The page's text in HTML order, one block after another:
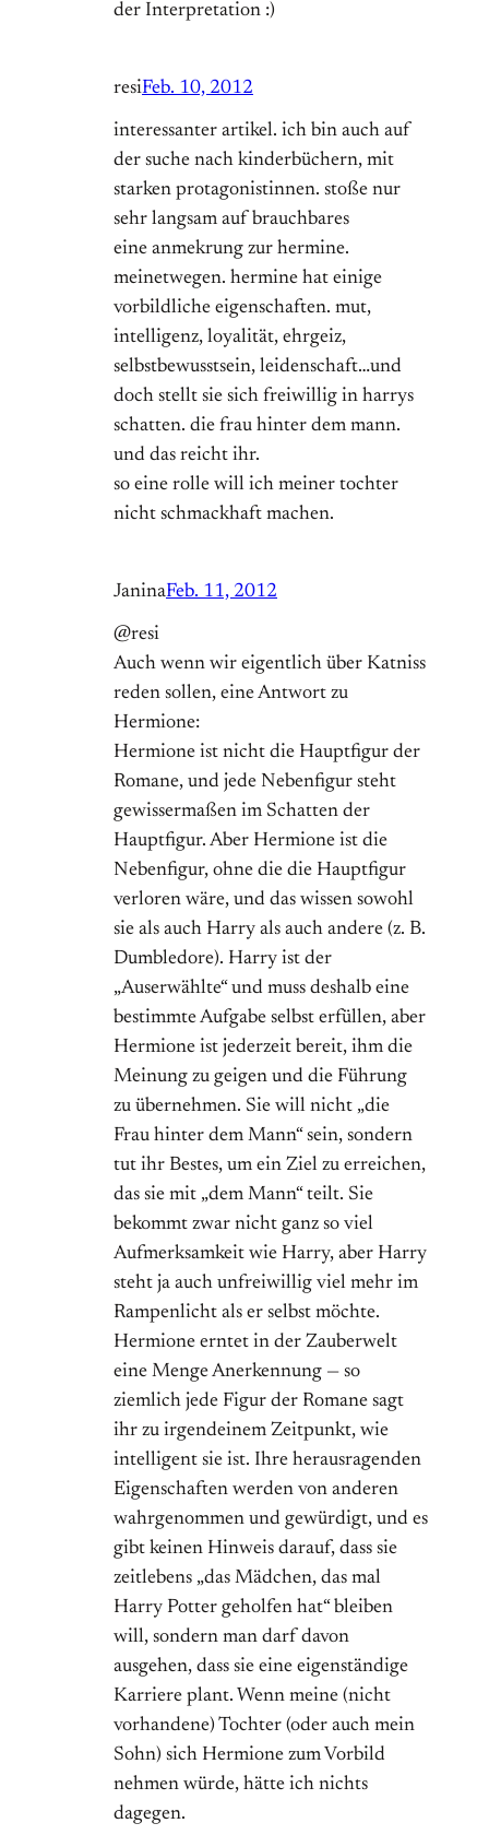
der Interpretation :)
resiFeb. 10, 2012
interessanter artikel. ich bin auch auf
der suche nach kinderbüchern, mit
starken protagonistinnen. stoße nur
sehr langsam auf brauchbares
eine anmekrung zur hermine.
meinetwegen. hermine hat einige
vorbildliche eigenschaften. mut,
intelligenz, loyalität, ehrgeiz,
selbstbewusstsein, leidenschaft…und
doch stellt sie sich freiwillig in harrys
schatten. die frau hinter dem mann.
und das reicht ihr.
so eine rolle will ich meiner tochter
nicht schmackhaft machen.
JaninaFeb. 11, 2012
@resi
Auch wenn wir eigentlich über Katniss
reden sollen, eine Antwort zu
Hermione:
Hermione ist nicht die Hauptfigur der
Romane, und jede Nebenfigur steht
gewissermaßen im Schatten der
Hauptfigur. Aber Hermione ist die
Nebenfigur, ohne die die Hauptfigur
verloren wäre, und das wissen sowohl
sie als auch Harry als auch andere (z. B.
Dumbledore). Harry ist der
„Auserwählte“ und muss deshalb eine
bestimmte Aufgabe selbst erfüllen, aber
Hermione ist jederzeit bereit, ihm die
Meinung zu geigen und die Führung
zu übernehmen. Sie will nicht „die
Frau hinter dem Mann“ sein, sondern
tut ihr Bestes, um ein Ziel zu erreichen,
das sie mit „dem Mann“ teilt. Sie
bekommt zwar nicht ganz so viel
Aufmerksamkeit wie Harry, aber Harry
steht ja auch unfreiwillig viel mehr im
Rampenlicht als er selbst möchte.
Hermione erntet in der Zauberwelt
eine Menge Anerkennung — so
ziemlich jede Figur der Romane sagt
ihr zu irgendeinem Zeitpunkt, wie
intelligent sie ist. Ihre herausragenden
Eigenschaften werden von anderen
wahrgenommen und gewürdigt, und es
gibt keinen Hinweis darauf, dass sie
zeitlebens „das Mädchen, das mal
Harry Potter geholfen hat“ bleiben
will, sondern man darf davon
ausgehen, dass sie eine eigenständige
Karriere plant. Wenn meine (nicht
vorhandene) Tochter (oder auch mein
Sohn) sich Hermione zum Vorbild
nehmen würde, hätte ich nichts
dagegen.